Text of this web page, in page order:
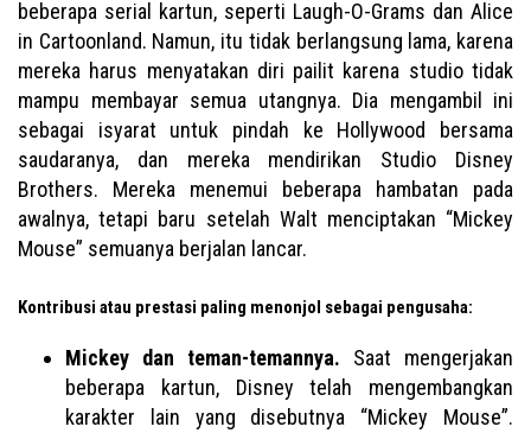
beberapa serial kartun, seperti Laugh-O-Grams dan Alice
in Cartoonland. Namun, itu tidak berlangsung lama, karena
mereka harus menyatakan diri pailit karena studio tidak
mampu membayar semua utangnya. Dia mengambil ini
sebagai isyarat untuk pindah ke Hollywood bersama
saudaranya, dan mereka mendirikan Studio Disney
Brothers. Mereka menemui beberapa hambatan pada
awalnya, tetapi baru setelah Walt menciptakan “Mickey
Mouse” semuanya berjalan lancar.
Kontribusi atau prestasi paling menonjol sebagai pengusaha:
Mickey dan teman-temannya. Saat mengerjakan
beberapa kartun, Disney telah mengembangkan
karakter lain yang disebutnya “Mickey Mouse”.